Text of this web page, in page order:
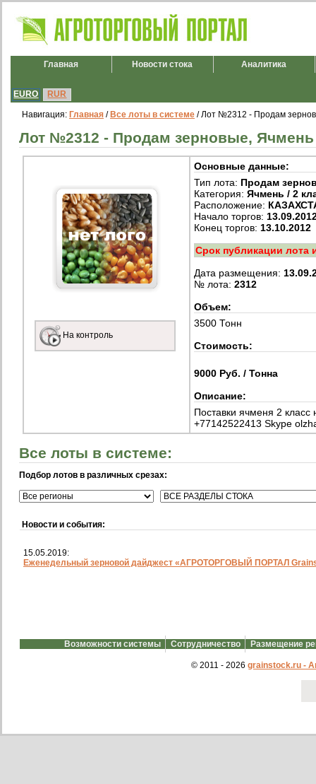
Главная Новости стока Аналитика
EURO RUR
Навигация: Главная / Все лоты в системе / Лот №2312 - Продам
Лот №2312 - Продам зерновые, Ячмень
На контроль
Основные данные:
Тип лота: Продам
Категория: Ячмень / 2
Расположение:
Начало торгов:
Конец торгов: 13.10.2012
Срок публикации лота
Дата размещения:
№ лота: 2312
Объем:
3500 Тонн
Стоимость:
9000 Руб. / Тонна
Описание:
Поставки ячменя 2
+77142522413 Skype
Все лоты в системе:
Подбор лотов в различных срезах:
Новости и события:
15.05.2019:
Еженедельный зерновой дайджест «АГРОТОРГОВЫЙ ПОРТАЛ
Возможности системы Сотрудничество Размещение
© 2011 - 2026 grainstock.ru -